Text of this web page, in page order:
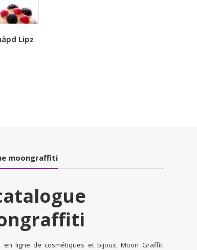
Lipz
moongraffiti
en ligne de cosmétiques et bijoux, Moon Graffiti